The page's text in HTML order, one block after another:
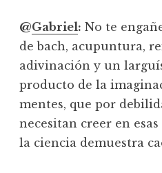
@Gabriel: No te
de bach, acupuntura,
adivinación y un
producto de la
mentes, que por
necesitan creer en
la ciencia demuestra